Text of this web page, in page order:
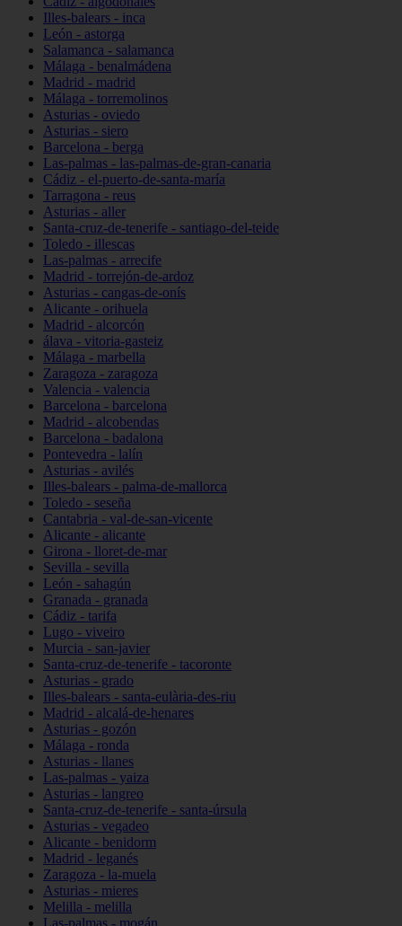
Illes-balears - inca
León - astorga
Salamanca - salamanca
Málaga - benalmádena
Madrid - madrid
Málaga - torremolinos
Asturias - oviedo
Asturias - siero
Barcelona - berga
Las-palmas - las-palmas-de-gran-canaria
Cádiz - el-puerto-de-santa-maría
Tarragona - reus
Asturias - aller
Santa-cruz-de-tenerife - santiago-del-teide
Toledo - illescas
Las-palmas - arrecife
Madrid - torrejón-de-ardoz
Asturias - cangas-de-onís
Alicante - orihuela
Madrid - alcorcón
álava - vitoria-gasteiz
Málaga - marbella
Zaragoza - zaragoza
Valencia - valencia
Barcelona - barcelona
Madrid - alcobendas
Barcelona - badalona
Pontevedra - lalín
Asturias - avilés
Illes-balears - palma-de-mallorca
Toledo - seseña
Cantabria - val-de-san-vicente
Alicante - alicante
Girona - lloret-de-mar
Sevilla - sevilla
León - sahagún
Granada - granada
Cádiz - tarifa
Lugo - viveiro
Murcia - san-javier
Santa-cruz-de-tenerife - tacoronte
Asturias - grado
Illes-balears - santa-eulària-des-riu
Madrid - alcalá-de-henares
Asturias - gozón
Málaga - ronda
Asturias - llanes
Las-palmas - yaiza
Asturias - langreo
Santa-cruz-de-tenerife - santa-úrsula
Asturias - vegadeo
Alicante - benidorm
Madrid - leganés
Zaragoza - la-muela
Asturias - mieres
Melilla - melilla
Las-palmas - mogán